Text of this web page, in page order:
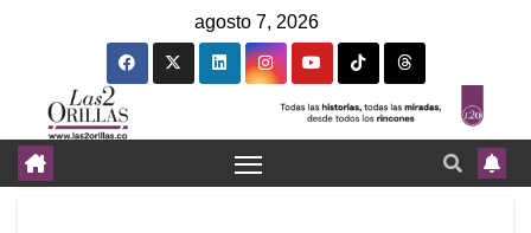
agosto 7, 2026